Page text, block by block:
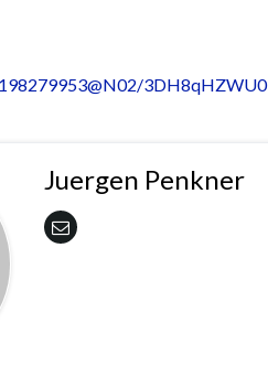
3DH8qHZWU0
Juergen Penkner